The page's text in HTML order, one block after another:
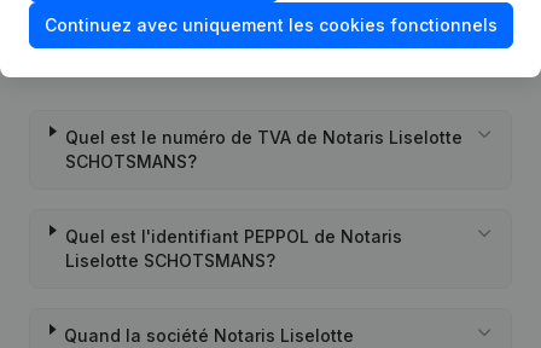
Quel est le numéro de TVA de Notaris Liselotte
SCHOTSMANS?
Quel est l'identifiant PEPPOL de Notaris
Liselotte SCHOTSMANS?
Quand la société Notaris Liselotte
Continuez avec uniquement les cookies fonctionnels